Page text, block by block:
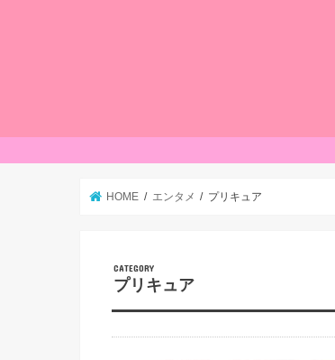
HOME エンタメ プリキュア
プリキュア